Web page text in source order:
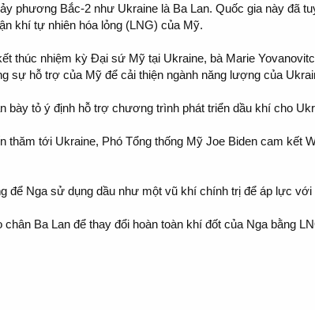
phương Bắc-2 như Ukraine là Ba Lan. Quốc gia này đã
khí tự nhiên hóa lỏng (LNG) của Mỹ.
thúc nhiệm kỳ Đại sứ Mỹ tại Ukraine, bà Marie
sự hỗ trợ của Mỹ để cải thiện ngành năng lượng của
bày tỏ ý định hỗ trợ chương trình phát triển dầu khí cho
thăm tới Ukraine, Phó Tổng thống Mỹ Joe Biden cam kết
để Nga sử dụng dầu như một vũ khí chính trị để áp lực
chân Ba Lan để thay đổi hoàn toàn khí đốt của Nga bằng